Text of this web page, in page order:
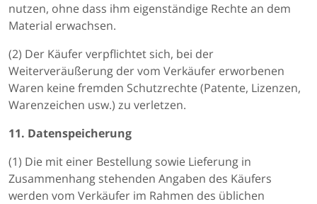
nutzen, ohne dass ihm eigenständige Rechte an dem
Material erwachsen.
(2) Der Käufer verpflichtet sich, bei der
Weiterveräußerung der vom Verkäufer erworbenen
Waren keine fremden Schutzrechte (Patente, Lizenzen,
Warenzeichen usw.) zu verletzen.
11. Datenspeicherung
(1) Die mit einer Bestellung sowie Lieferung in
Zusammenhang stehenden Angaben des Käufers
werden vom Verkäufer im Rahmen des üblichen